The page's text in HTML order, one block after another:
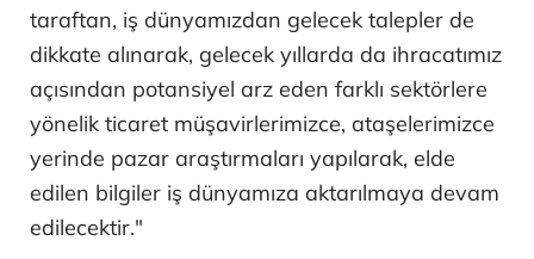
taraftan, iş dünyamızdan gelecek talepler de
dikkate alınarak, gelecek yıllarda da ihracatımız
açısından potansiyel arz eden farklı sektörlere
yönelik ticaret müşavirlerimizce, ataşelerimizce
yerinde pazar araştırmaları yapılarak, elde
edilen bilgiler iş dünyamıza aktarılmaya devam
edilecektir."